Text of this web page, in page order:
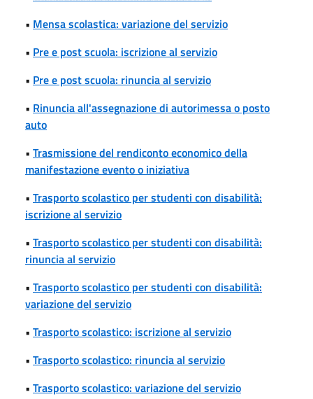
• Mensa scolastica: variazione del servizio
• Pre e post scuola: iscrizione al servizio
• Pre e post scuola: rinuncia al servizio
• Rinuncia all'assegnazione di autorimessa o posto
auto
• Trasmissione del rendiconto economico della
manifestazione evento o iniziativa
• Trasporto scolastico per studenti con disabilità:
iscrizione al servizio
• Trasporto scolastico per studenti con disabilità:
rinuncia al servizio
• Trasporto scolastico per studenti con disabilità:
variazione del servizio
• Trasporto scolastico: iscrizione al servizio
• Trasporto scolastico: rinuncia al servizio
• Trasporto scolastico: variazione del servizio